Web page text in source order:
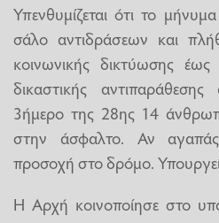
Υπενθυμίζεται ότι το
σάλο αντιδράσεων και
κοινωνικής δικτύωσης
δικαστικής
3ήμερο της 28ης 14
στην άσφαλτο. Αν
προσοχή στο δρόμο.
Η Αρχή κοινοποίησε στο